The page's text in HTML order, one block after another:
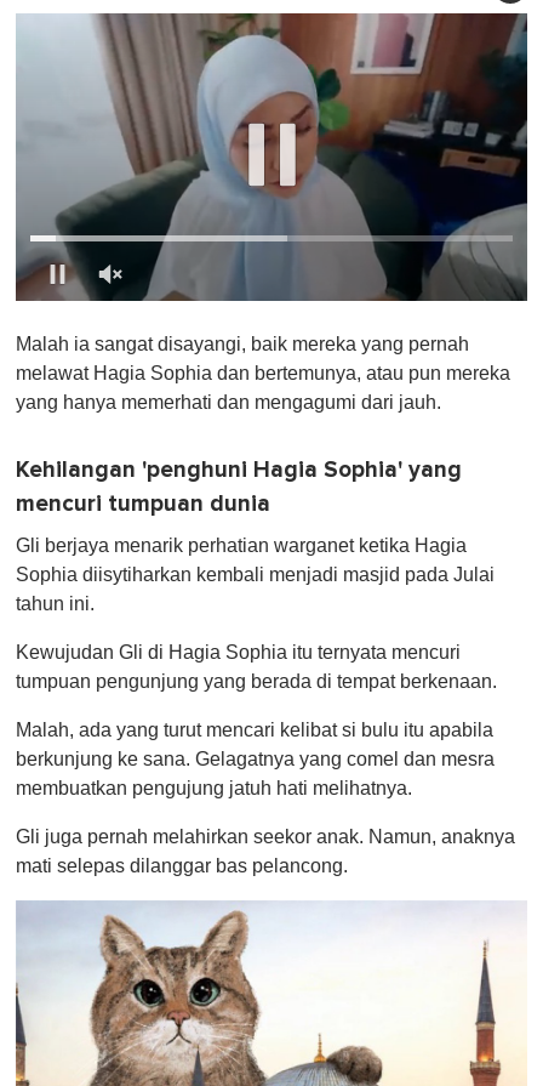
f
1
i
t
,
Malah ia sangat disayangi, baik mereka yang pernah
melawat Hagia Sophia dan bertemunya, atau pun mereka
yang hanya memerhati dan mengagumi dari jauh.
Kehilangan 'penghuni Hagia Sophia' yang
mencuri tumpuan dunia
Gli berjaya menarik perhatian warganet ketika Hagia
Sophia diisytiharkan kembali menjadi masjid pada Julai
tahun ini.
Kewujudan Gli di Hagia Sophia itu ternyata mencuri
tumpuan pengunjung yang berada di tempat berkenaan.
Malah, ada yang turut mencari kelibat si bulu itu apabila
berkunjung ke sana. Gelagatnya yang comel dan mesra
membuatkan pengujung jatuh hati melihatnya.
Gli juga pernah melahirkan seekor anak. Namun, anaknya
mati selepas dilanggar bas pelancong.